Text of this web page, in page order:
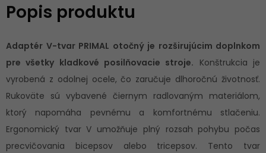
Popis produktu
Adaptér V-tvar PRIMAL otočný je rozširujúcim doplnkom
pre všetky kladkové posilňovacie stroje. Konštrukcia je
vyrobená z odolnej ocele, čo zaručuje dlhoročnú životnosť.
Rukoväte sú vybavené čiernym radlovaným materiálom,
ktorý napomáha pevnému a komfortnému stlačeniu.
Ergonomický tvar V umožňuje plný rozsah pohybu počas
precvičovania bicepsov alebo tricepsov. Tento tvar